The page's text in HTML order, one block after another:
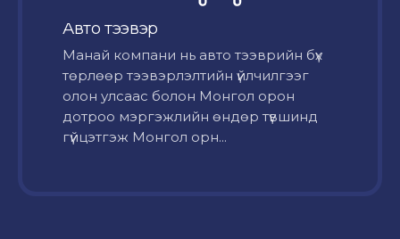
Авто тээвэр
Mанай компани нь авто тээврийн бүх
төрлөөр тээвэрлэлтийн үйлчилгээг
олон улсаас болон Монгол орон
дотроо мэргэжлийн өндөр түвшинд
гүйцэтгэж Монгол орн...